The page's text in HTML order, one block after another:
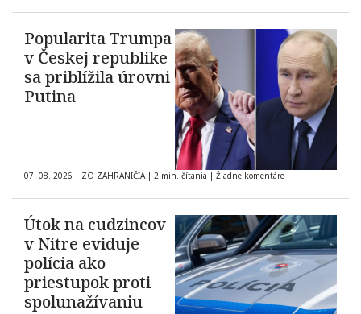
Popularita Trumpa
v Českej republike
sa priblížila úrovni
Putina
07. 08. 2026 | ZO ZAHRANIČIA | 2 min. čítania | Žiadne komentáre
Útok na cudzincov
v Nitre eviduje
polícia ako
priestupok proti
spolunažívaniu